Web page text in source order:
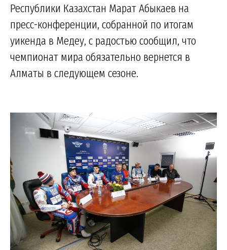
Республики Казахстан Марат Абыкаев на
пресс-конференции, собранной по итогам
уикенда в Медеу, с радостью сообщил, что
чемпионат мира обязательно вернется в
Алматы в следующем сезоне.